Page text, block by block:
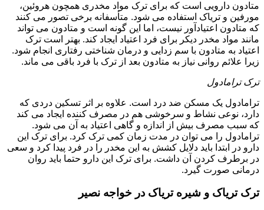
متادون دارویی است که برای ترک مواد مخدری همچون هروئین،
مورفین و تریاک استفاده می شود. متأسفانه برخی تصور می کنند
که متادون اعتیادآور نیست، اما این گونه است و متادون می تواند
مانند مواد مخدر دیکر برای فرد اعتیاد ایجاد کند. بهتر است ترک
اعتیاد به متادون با سم زدایی و درمان شناختی رفتاری انجام شود.
زیرا علائم روانی نیاز به متادون بعد از ترک با فرد باقی می ماند.
ترک ترامادول
ترامادول یک مسکن ضد درد است. علاوه بر اثر تسکین دردی که
دارد، نوعی نشاط و سرخوشی هم در مصرف کننده ایجاد می کند
که سبب مصرف بیش از اندازه و گاهی اعتیاد به آن می شود.
ترامادول را می توان در مدت زمان کمی ترک کرد. برای ترک این
دارو در ابتدا باید دلایل کشش به این مخدر را در فرد پیدا کرد و سعی
در برطرف کردن آن داشت. برای ترک این دارو حتما باید روان
درمانی صورت گیرد.
ترک تریاک و شیره تریاک در خواجه نصیر